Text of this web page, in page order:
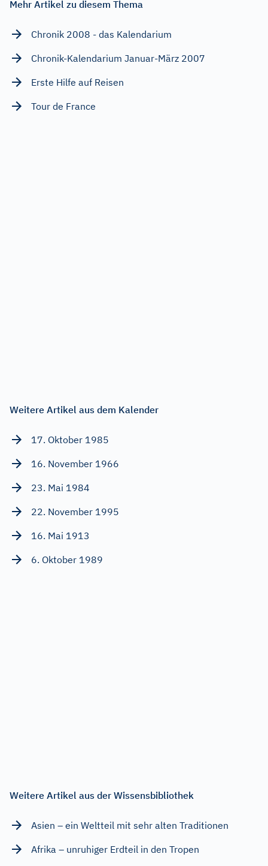
Mehr Artikel zu diesem Thema
Chronik 2008 - das Kalendarium
Chronik-Kalendarium Januar-März 2007
Erste Hilfe auf Reisen
Tour de France
Weitere Artikel aus dem Kalender
17. Oktober 1985
16. November 1966
23. Mai 1984
22. November 1995
16. Mai 1913
6. Oktober 1989
Weitere Artikel aus der Wissensbibliothek
Asien – ein Weltteil mit sehr alten Traditionen
Afrika – unruhiger Erdteil in den Tropen